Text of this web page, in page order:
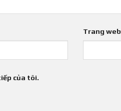
Trang web
của tôi.